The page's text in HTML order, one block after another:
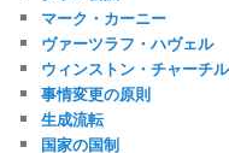
マーク・カーニー
ヴァーツラフ・ハヴェル
ウィンストン・チャーチル
事情変更の原則
生成流転
国家の国制